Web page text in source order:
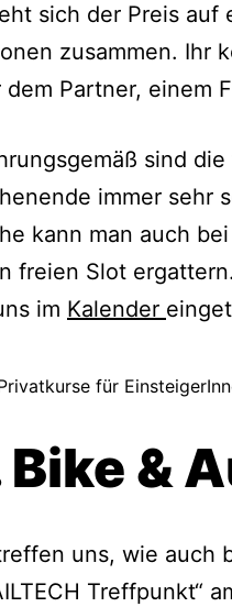
sich der Preis auf
zusammen. Ihr
dem Partner, einem
sind
immer sehr
kann man auch
freien Slot
im Kalender
für
Bike &
uns, wie auch
Treffpunkt“